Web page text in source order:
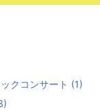
クコンサート (1)